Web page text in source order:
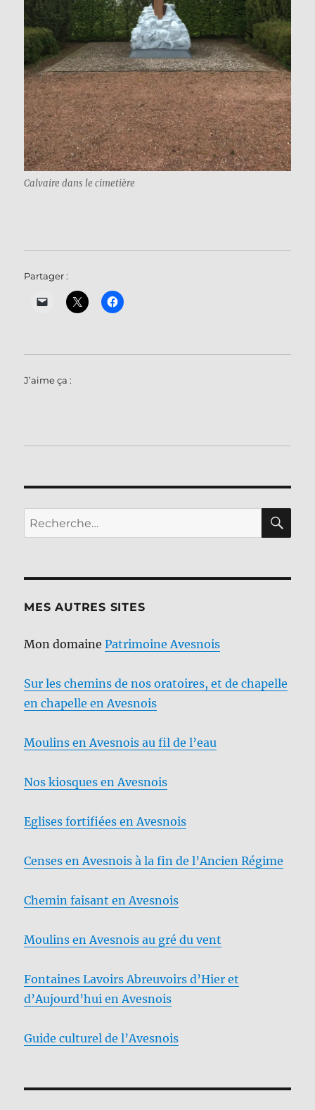
Calvaire dans le cimetière
Partager :
J’aime ça :
Recherche
pour :
MES AUTRES SITES
Mon domainePatrimoine Avesnois
Sur les chemins de nos oratoires, et de chapelle
en chapelle en Avesnois
Moulins en Avesnois au fil de l’eau
Nos kiosques en Avesnois
Eglises fortifiées en Avesnois
Censes en Avesnois à la fin de l’Ancien Régime
Chemin faisant en Avesnois
Moulins en Avesnois au gré du vent
Fontaines Lavoirs Abreuvoirs d’Hier et
d’Aujourd’hui en Avesnois
Guide culturel de l’Avesnois